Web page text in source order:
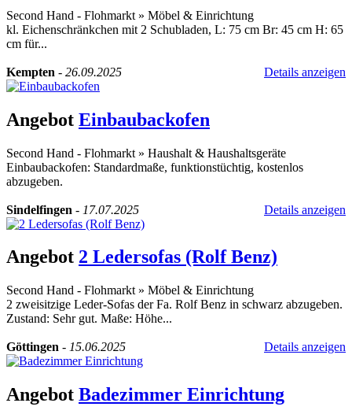
Second Hand - Flohmarkt » Möbel & Einrichtung
kl. Eichenschränkchen mit 2 Schubladen, L: 75 cm Br: 45 cm H: 65
cm für...
Kempten - 26.09.2025 Details anzeigen
Angebot Einbaubackofen
Second Hand - Flohmarkt » Haushalt & Haushaltsgeräte
Einbaubackofen: Standardmaße, funktionstüchtig, kostenlos
abzugeben.
Sindelfingen - 17.07.2025 Details anzeigen
Angebot 2 Ledersofas (Rolf Benz)
Second Hand - Flohmarkt » Möbel & Einrichtung
2 zweisitzige Leder-Sofas der Fa. Rolf Benz in schwarz abzugeben.
Zustand: Sehr gut. Maße: Höhe...
Göttingen - 15.06.2025 Details anzeigen
Angebot Badezimmer Einrichtung